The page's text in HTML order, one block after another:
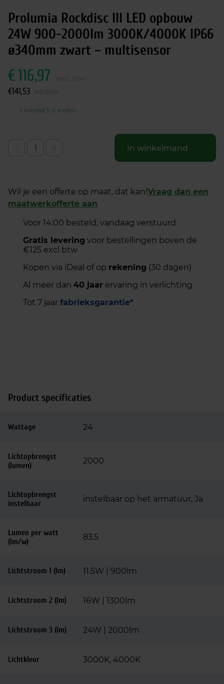
Prolumia Rockdisc III LED opbouw
24W 900-2000lm 3000K/4000K IP66
ø340mm zwart – multisensor
€116,97
€141,53
Levertijd 1-2 weken
In winkelmand
Wil je een offerte op maat, dat kan!Vraag dan een
maatwerkofferte aan
Voor 14:00 besteld, vandaag verstuurd
Gratis levering voor bestellingen boven de
€125 excl btw
Kopen via iDeal of op rekening (30 dagen)
Al meer dan 40 jaar ervaring in verlichting
Tot 7 jaar fabrieksgarantie*
Product specificaties
Wattage 24
Lichtopbrengst
(lumen)
2000
Lichtopbrengst
instelbaar
instelbaar op het armatuur, Ja
Lumen per watt
(lm/w)
83.5
Lichtstroom 1 (lm) 11.5W | 900lm
Lichtstroom 2 (lm) 16W | 1300lm
Lichtstroom 3 (lm) 24W | 2000lm
Lichtkleur 3000K, 4000K